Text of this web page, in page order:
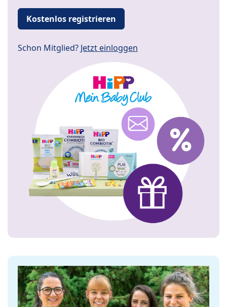
Kostenlos registrieren
Schon Mitglied? Jetzt einloggen